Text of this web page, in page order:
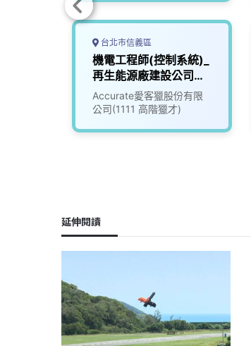
台北市信義區
機電工程師(控制系統)_
再生能源廠建設公司
(3010274)
Accurate愛客獵股份有限
公司(1111 高階獵才)
延伸閱讀